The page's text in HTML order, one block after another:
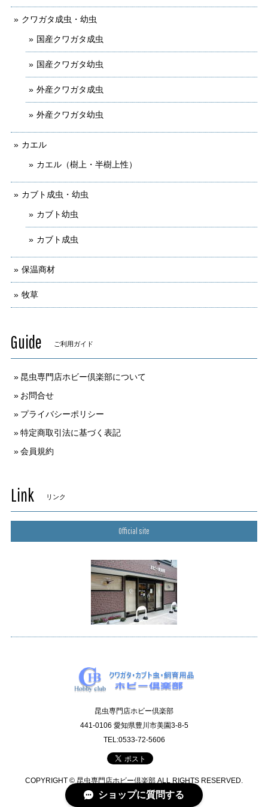
クワガタ成虫・幼虫
国産クワガタ成虫
国産クワガタ幼虫
外産クワガタ成虫
外産クワガタ幼虫
カエル
カエル（樹上・半樹上性）
カブト成虫・幼虫
カブト幼虫
カブト成虫
保温商材
牧草
Guide ご利用ガイド
昆虫専門店ホビー倶楽部について
お問合せ
プライバシーポリシー
特定商取引法に基づく表記
会員規約
Link リンク
Official site
昆虫専門店ホビー倶楽部
441-0106 愛知県豊川市美園3-8-5
TEL:0533-72-5606
COPYRIGHT © 昆虫専門店ホビー倶楽部 ALL RIGHTS RESERVED.
ショップに質問する